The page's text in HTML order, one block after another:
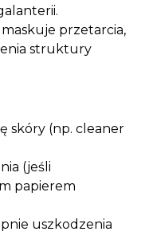
maskuje przetarcia,
struktury
skóry (np. cleaner
(jeśli
papierem
uszkodzenia